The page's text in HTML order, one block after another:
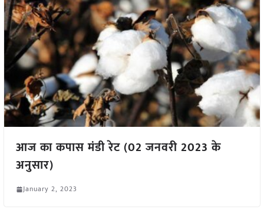
आज का कपास मंडी रेट (02 जनवरी 2023 के
अनुसार)
January 2, 2023